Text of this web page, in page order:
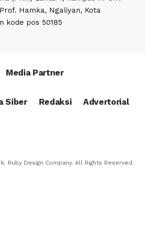
Hamka, Ngaliyan, Kota
kode pos 50185
Media Partner
Siber Redaksi Advertorial
Ruby Design Company. All Rights Reserved.